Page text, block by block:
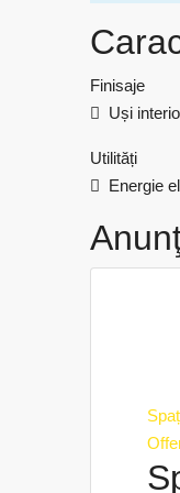
Finisaje
Uși
Utilități
Energie